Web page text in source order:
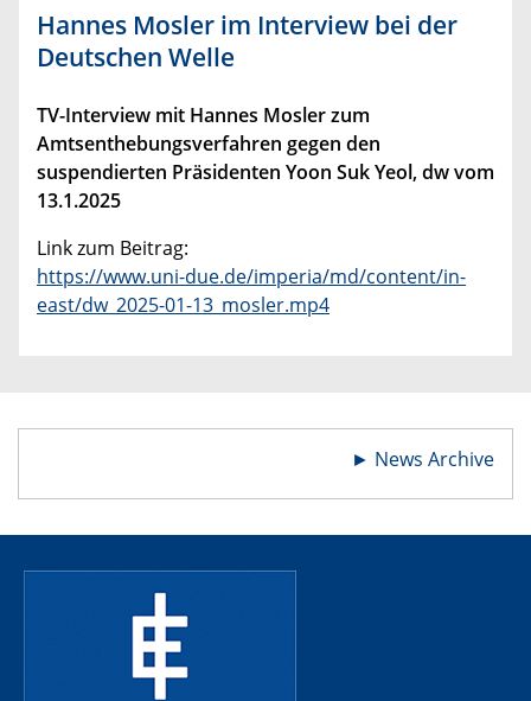
Hannes Mosler im Interview bei der
Deutschen Welle
TV-Interview mit Hannes Mosler zum
Amtsenthebungsverfahren gegen den
suspendierten Präsidenten Yoon Suk Yeol, dw vom
13.1.2025
Link zum Beitrag:
https://www.uni-due.de/imperia/md/content/in-
east/dw_2025-01-13_mosler.mp4
► News Archive